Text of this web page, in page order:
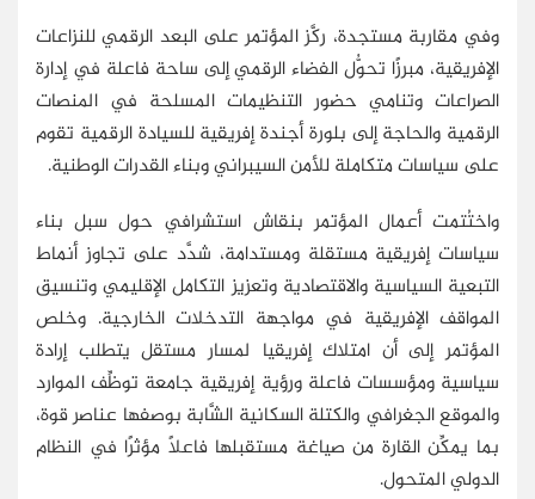
وفي مقاربة مستجدة، ركَّز المؤتمر على البعد الرقمي للنزاعات
الإفريقية، مبرزًا تحوُّل الفضاء الرقمي إلى ساحة فاعلة في إدارة
الصراعات وتنامي حضور التنظيمات المسلحة في المنصات
الرقمية والحاجة إلى بلورة أجندة إفريقية للسيادة الرقمية تقوم
على سياسات متكاملة للأمن السيبراني وبناء القدرات الوطنية.
واختُتمت أعمال المؤتمر بنقاش استشرافي حول سبل بناء
سياسات إفريقية مستقلة ومستدامة، شدَّد على تجاوز أنماط
التبعية السياسية والاقتصادية وتعزيز التكامل الإقليمي وتنسيق
المواقف الإفريقية في مواجهة التدخلات الخارجية. وخلص
المؤتمر إلى أن امتلاك إفريقيا لمسار مستقل يتطلب إرادة
سياسية ومؤسسات فاعلة ورؤية إفريقية جامعة توظِّف الموارد
والموقع الجغرافي والكتلة السكانية الشَّابة بوصفها عناصر قوة،
بما يمكِّن القارة من صياغة مستقبلها فاعلًا مؤثرًا في النظام
الدولي المتحول.